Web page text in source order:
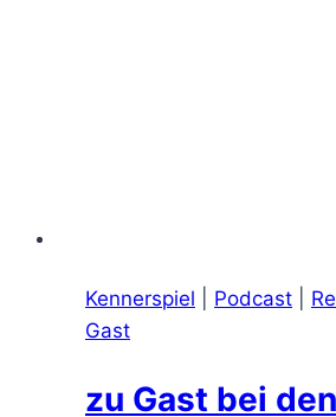
Kennerspiel Podcast
Gast
zu Gast bei den